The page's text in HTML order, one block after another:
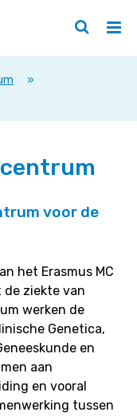
/
Zoeken
/
»
voor de
het Erasmus MC
ziekte van
werken de
Genetica,
en
aan
en vooral
tussen